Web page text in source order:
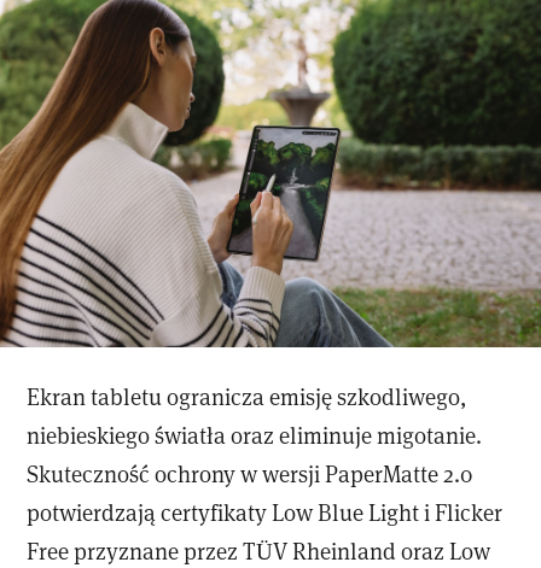
Ekran tabletu ogranicza emisję szkodliwego,
niebieskiego światła oraz eliminuje migotanie.
Skuteczność ochrony w wersji PaperMatte 2.0
potwierdzają certyfikaty Low Blue Light i Flicker
Free przyznane przez TÜV Rheinland oraz Low